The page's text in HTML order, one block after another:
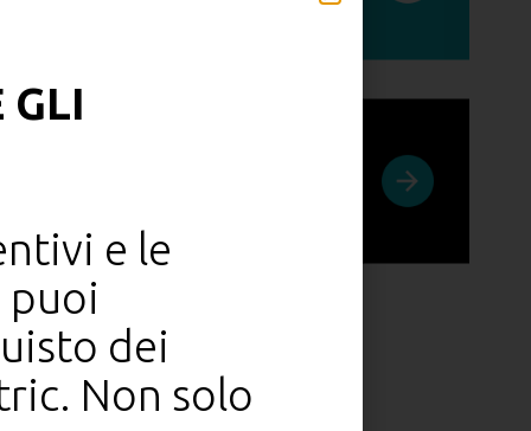
GLI
e le
puoi
dei
Non solo